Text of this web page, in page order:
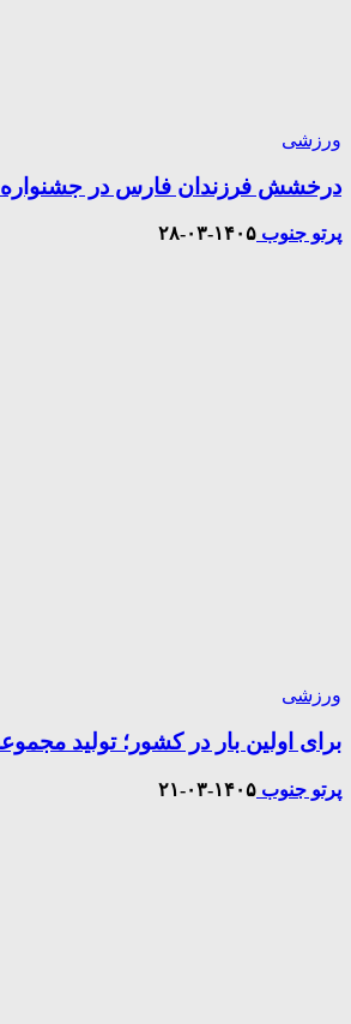
ورزشی
درخشش فرزندان فارس در
پرتو جنوب ۱۴۰۵-۰۳-۲۸
ورزشی
برای اولین بار در کشور؛ تولید
پرتو جنوب ۱۴۰۵-۰۳-۲۱